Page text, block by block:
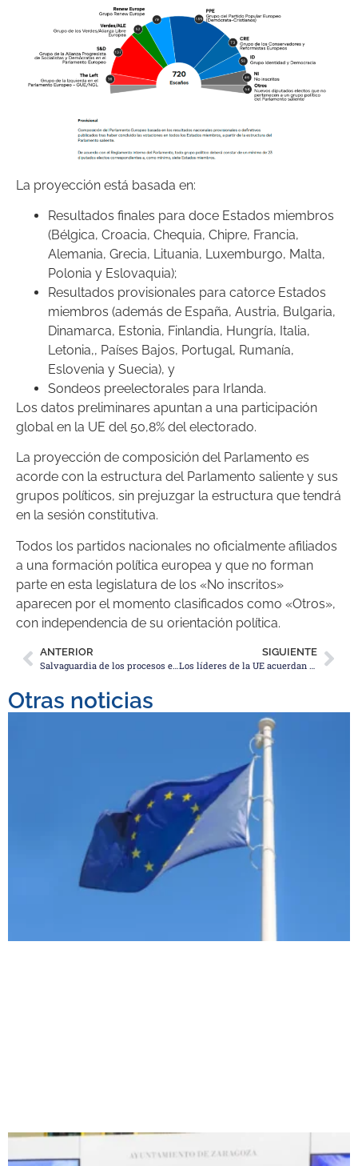
La proyección está basada en:
Resultados finales para doce Estados miembros
(Bélgica, Croacia, Chequia, Chipre, Francia,
Alemania, Grecia, Lituania, Luxemburgo, Malta,
Polonia y Eslovaquia);
Resultados provisionales para catorce Estados
miembros (además de España, Austria, Bulgaria,
Dinamarca, Estonia, Finlandia, Hungría, Italia,
Letonia,, Países Bajos, Portugal, Rumanía,
Eslovenia y Suecia), y
Sondeos preelectorales para Irlanda.
Los datos preliminares apuntan a una participación
global en la UE del 50,8% del electorado.
La proyección de composición del Parlamento es
acorde con la estructura del Parlamento saliente y sus
grupos políticos, sin prejuzgar la estructura que tendrá
en la sesión constitutiva.
Todos los partidos nacionales no oficialmente afiliados
a una formación política europea y que no forman
parte en esta legislatura de los «No inscritos»
aparecen por el momento clasificados como «Otros»,
con independencia de su orientación política.
ANTERIOR
Salvaguardia de los procesos electorales de la injerencia extranjera
SIGUIENTE
Los líderes de la UE acuerdan el reparto de altos cargos
Otras noticias